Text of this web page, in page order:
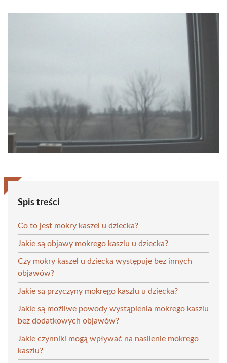
Spis treści
Co to jest mokry kaszel u dziecka?
Jakie są objawy mokrego kaszlu u dziecka?
Czy mokry kaszel u dziecka występuje bez innych
objawów?
Jakie są przyczyny mokrego kaszlu u dziecka?
Jakie są możliwe powody wystąpienia mokrego kaszlu
bez dodatkowych objawów?
Jakie czynniki mogą wpływać na nasilenie mokrego
kaszlu?